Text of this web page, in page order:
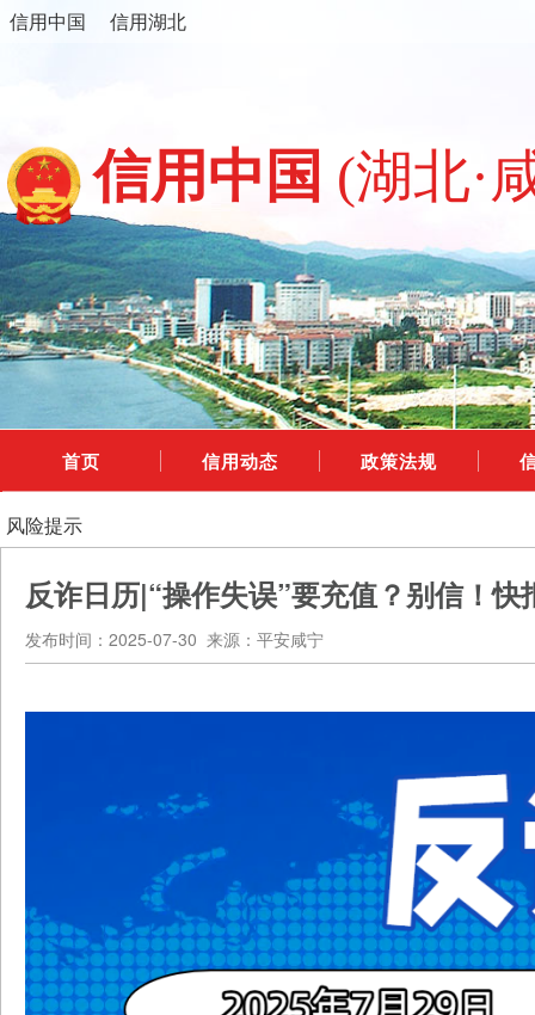
信用中国 信用湖北
信用中国 (湖北·
首页 信用动态 政策法规
风险提示
反诈日历|“操作失误”要充值？别信！快
发布时间：2025-07-30 来源：平安咸宁